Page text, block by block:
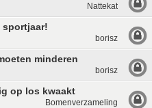
Nattekat
sportjaar!
borisz
minderen
borisz
op los kwaakt
Bomenverzameling